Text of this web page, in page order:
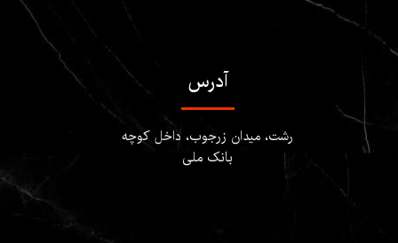
آدرس
​​​​​​رشت، میدان زرجوب، داخل کوچه
بانک ملی